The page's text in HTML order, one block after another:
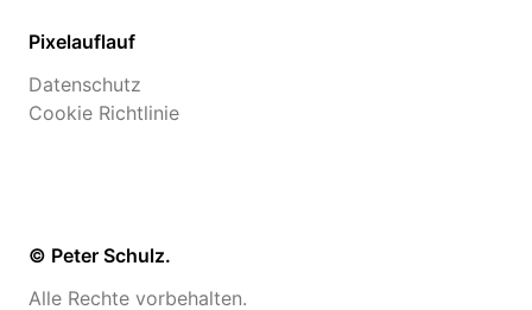
Pixelauflauf
Datenschutz
Cookie Richtlinie
© Peter Schulz.
Alle Rechte vorbehalten.